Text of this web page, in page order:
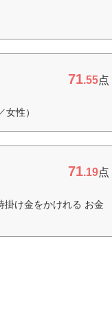
71.55点
性）
71.19点
掛け金をかけれる お金